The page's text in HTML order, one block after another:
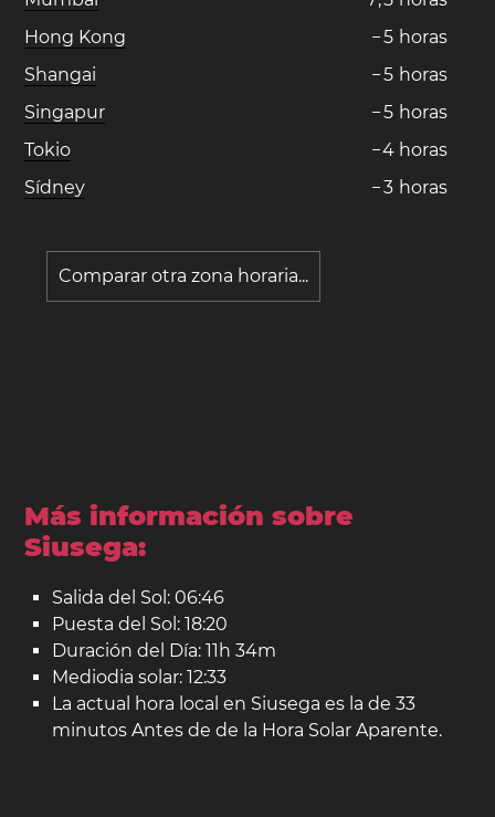
Hong Kong
−5 horas
Shangai
−5 horas
Singapur
−5 horas
Tokio
−4 horas
Sídney
−3 horas
Comparar otra zona horaria...
Más información sobre
Siusega:
Salida del Sol: 06:46
Puesta del Sol: 18:20
Duración del Día: 11h 34m
Mediodia solar: 12:33
La actual hora local en Siusega es la de 33
minutos Antes de de la Hora Solar Aparente.